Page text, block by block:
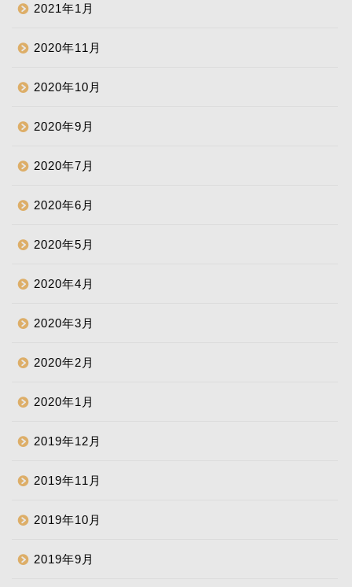
2021年1月
2020年11月
2020年10月
2020年9月
2020年7月
2020年6月
2020年5月
2020年4月
2020年3月
2020年2月
2020年1月
2019年12月
2019年11月
2019年10月
2019年9月